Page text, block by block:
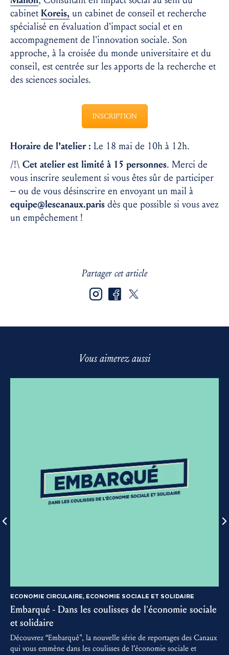
cabinet Koreis, un cabinet de conseil et recherche
spécialisé en évaluation d’impact social et en
accompagnement de l’innovation sociale. Son
approche, à la croisée du monde universitaire et du
conseil, est centrée sur les apports de la recherche et
des sciences sociales.
INSCRIPTION
Horaire de l’atelier : Le 18 mai de 10h à 12h.
/!\ Cet atelier est limité à 15 personnes. Merci de
vous inscrire seulement si vous êtes sûr de participer
– ou de vous désinscrire en envoyant un mail à
equipe@lescanaux.paris dès que possible si vous avez
un empêchement !
Partager cet article
Vous aimerez aussi
ECONOMIE CIRCULAIRE, ECONOMIE SOCIALE ET SOLIDAIRE
Embarqué - Dans les coulisses de l’économie sociale
et solidaire
Découvrez “Embarqué", la nouvelle série de reportages des Canaux
qui vous emmène dans les coulisses de l’économie sociale et